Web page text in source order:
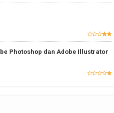
Photoshop dan Adobe Illustrator